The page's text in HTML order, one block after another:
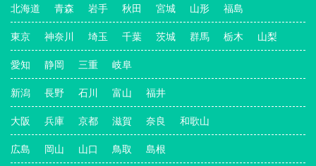
北海道 青森 岩手 秋田 宮城 山形 福島
東京 神奈川 埼玉 千葉 茨城 群馬 栃木 山梨
愛知 静岡 三重 岐阜
新潟 長野 石川 富山 福井
大阪 兵庫 京都 滋賀 奈良 和歌山
広島 岡山 山口 鳥取 島根